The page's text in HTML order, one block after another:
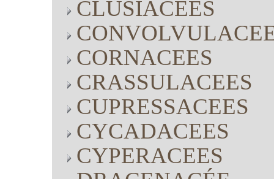
CLUSIACEES
CORNACEES
CRASSULACEES
CUPRESSACEES
CYCADACEES
CYPERACEES